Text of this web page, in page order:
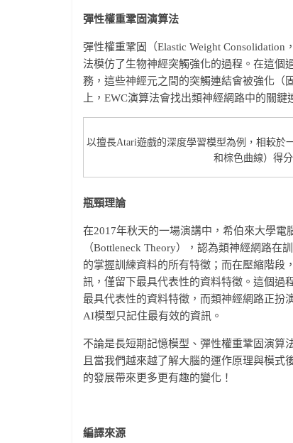
彈性權重鞏固演算法
彈性權重鞏固（Elastic Weight
法模仿了生物神經突觸強化的過程。在這個
務，這些神經元之間的突觸連結會被強化（
上，EWC演算法會找出類神經網路中的關
以擅長Atari遊戲的深度學習模型為例，相較於
和棕色曲線）得
瓶頸理論
在2017年秋天的一場演講中，希伯來大學電
（Bottleneck Theory），認為類神經網路
的掌握訓練資料的所有特徵；而在壓縮階段
訊，僅留下最具代表性的資料特徵。這個過
最具代表性的資料特徵，而類神經網路正扮
AI模型只記住最有效的資訊。
不論是長短期記憶模型、彈性權重鞏固演算
且當我們越來越了解大腦的運作原理與模
的發展帶來更多更有趣的變化！
編譯來源